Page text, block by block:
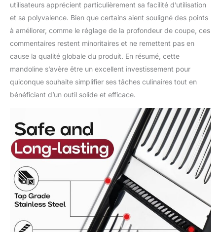
utilisateurs apprécient particulièrement sa facilité d’utilisation
et sa polyvalence. Bien que certains aient souligné des points
à améliorer, comme le réglage de la profondeur de coupe, ces
commentaires restent minoritaires et ne remettent pas en
cause la qualité globale du produit. En résumé, cette
mandoline s’avère être un excellent investissement pour
quiconque souhaite simplifier ses tâches culinaires tout en
bénéficiant d’un outil solide et efficace.